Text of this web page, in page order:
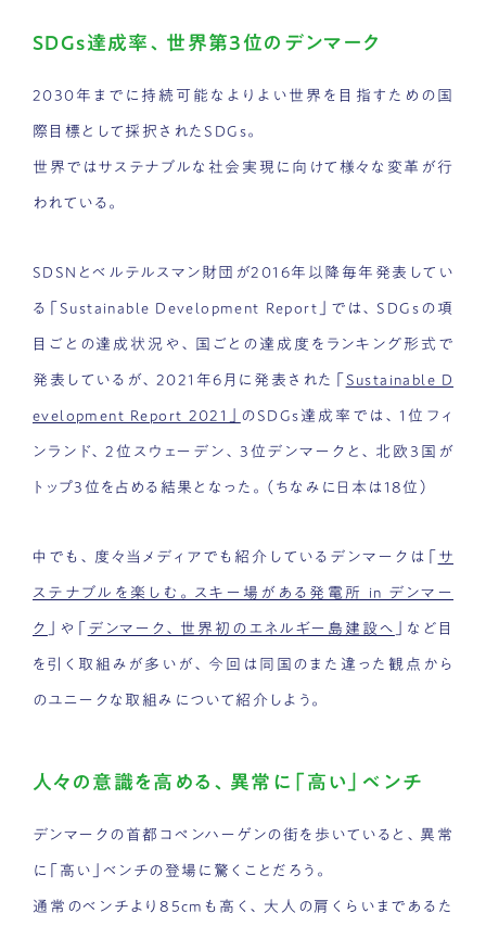
SDGs達成率、世界第3位のデンマーク
2030年までに持続可能なよりよい世界を目指すための国
際目標として採択されたSDGs。
世界ではサステナブルな社会実現に向けて様々な変革が行
われている。
SDSNとベルテルスマン財団が2016年以降毎年発表してい
る「Sustainable Development Report」では、SDGsの項
目ごとの達成状況や、国ごとの達成度をランキング形式で
発表しているが、2021年6月に発表された「 Sustainable D
evelopment Report 2021」 のSDGs達成率では、1位フィ
ンランド、2位スウェーデン、3位デンマークと、北欧３国が
トップ3位を占める結果となった。（ちなみに日本は18位）
中でも、度々当メディアでも紹介しているデンマークは「 サ
ステナブルを楽しむ。スキー場がある発電所 in デンマー
ク 」や「 デンマーク、世界初のエネルギー島建設へ 」など目
を引く取組みが多いが、今回は同国のまた違った観点から
のユニークな取組みについて紹介しよう。
人々の意識を高める、異常に「高い」ベンチ
デンマークの首都コペンハーゲンの街を歩いていると、異常
に「高い」ベンチの登場に驚くことだろう。
通常のベンチより85cmも高く、大人の肩くらいまであるた